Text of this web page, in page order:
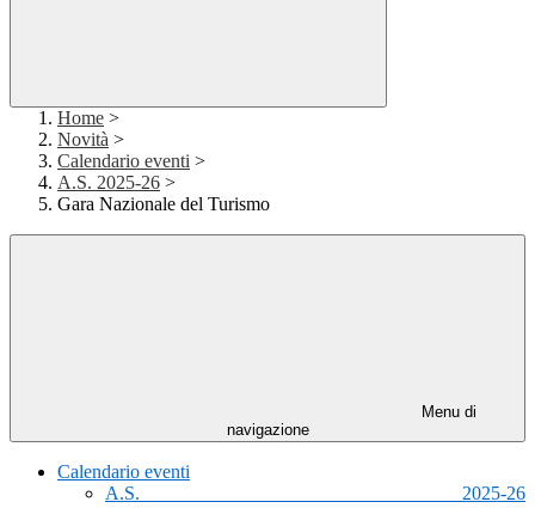
Home >
Novità >
Calendario eventi >
A.S. 2025-26 >
Gara Nazionale del Turismo
Menu di
navigazione
Calendario eventi
A.S. 2025-26